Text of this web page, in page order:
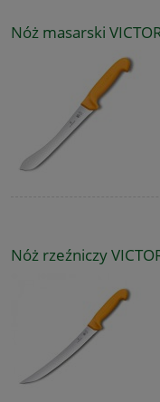
Nóż masarski
Nóż rzeźniczy